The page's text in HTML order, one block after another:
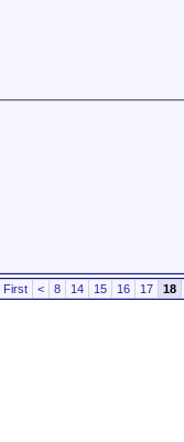
First < 8 14 15 16 17 18